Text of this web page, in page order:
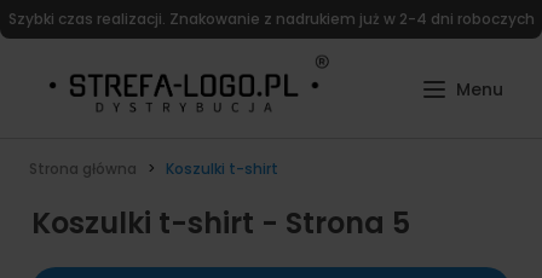
Szybki czas realizacji. Znakowanie z nadrukiem już w 2-4 dni roboczych
Strona główna Koszulki t-shirt
Koszulki t-shirt - Strona 5